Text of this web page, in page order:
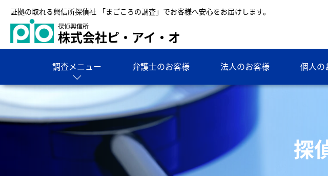
証拠の取れる興信所探偵社 「まごころの調査」でお客様へ安心をお届けします。
探偵興信所
株式会社ピ・アイ・オ
調査メニュー 弁護士のお客様 法人のお客様 個人の
探